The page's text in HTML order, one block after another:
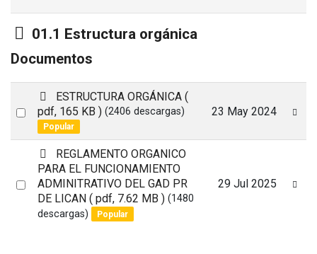
Carpeta
01.1 Estructura orgánica
Documentos
Select
p
d
f
ESTRUCTURA ORGÁNICA (
pdf, 165 KB ) (2406 descargas)
Popular
23 May 2024
Select
p
d
f
REGLAMENTO ORGANICO
PARA EL FUNCIONAMIENTO
ADMINITRATIVO DEL GAD PR
DE LICAN ( pdf, 7.62 MB ) (1480
descargas)
Popular
29 Jul 2025